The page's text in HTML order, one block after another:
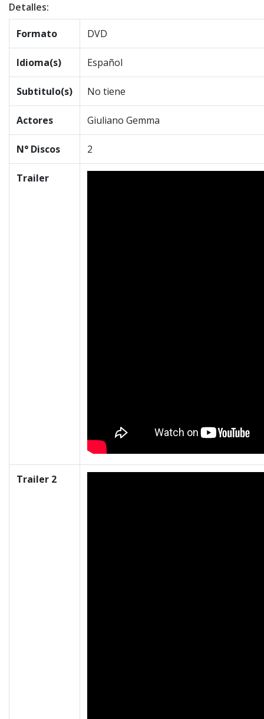
Detalles:
Formato DVD
Idioma(s) Español
Subtitulo(s) No tiene
Actores Giuliano Gemma
N° Discos 2
Trailer
Trailer 2